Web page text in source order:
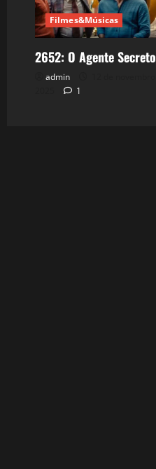
Filmes&Músicas
2652: O Agente Secreto
admin
1